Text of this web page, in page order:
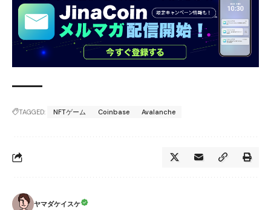
TAGGED: NFTゲーム Coinbase Avalanche
ヤマダケイスケ